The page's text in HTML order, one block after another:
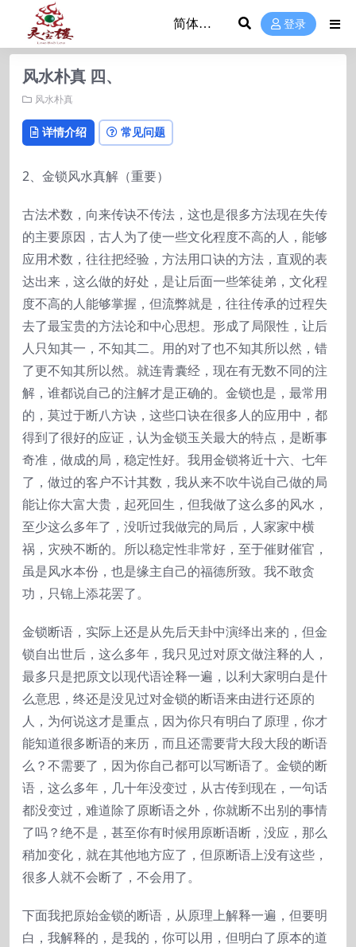
登录
风水朴真 四、
风水朴真
详情介绍 常见问题
2、金锁风水真解（重要）
古法术数，向来传诀不传法，这也是很多方法现在失传
的主要原因，古人为了使一些文化程度不高的人，能够
应用术数，往往把经验，方法用口诀的方法，直观的表
达出来，这么做的好处，是让后面一些笨徒弟，文化程
度不高的人能够掌握，但流弊就是，往往传承的过程失
去了最宝贵的方法论和中心思想。形成了局限性，让后
人只知其一，不知其二。用的对了也不知其所以然，错
了更不知其所以然。就连青囊经，现在有无数不同的注
解，谁都说自己的注解才是正确的。金锁也是，最常用
的，莫过于断八方诀，这些口诀在很多人的应用中，都
得到了很好的应证，认为金锁玉关最大的特点，是断事
奇准，做成的局，稳定性好。我用金锁将近十六、七年
了，做过的客户不计其数，我从来不吹牛说自己做的局
能让你大富大贵，起死回生，但我做了这么多的风水，
至少这么多年了，没听过我做完的局后，人家家中横
祸，灾殃不断的。所以稳定性非常好，至于催财催官，
虽是风水本份，也是缘主自己的福德所致。我不敢贪
功，只锦上添花罢了。
金锁断语，实际上还是从先后天卦中演绎出来的，但金
锁自出世后，这么多年，我只见过对原文做注释的人，
最多只是把原文以现代语诠释一遍，以利大家明白是什
么意思，终还是没见过对金锁的断语来由进行还原的
人，为何说这才是重点，因为你只有明白了原理，你才
能知道很多断语的来历，而且还需要背大段大段的断语
么？不需要了，因为你自己都可以写断语了。金锁的断
语，这么多年，几十年没变过，从古传到现在，一句话
都没变过，难道除了原断语之外，你就断不出别的事情
了吗？绝不是，甚至你有时候用原断语断，没应，那么
稍加变化，就在其他地方应了，但原断语上没有这些，
很多人就不会断了，不会用了。
下面我把原始金锁的断语，从原理上解释一遍，但要明
白，我解释的，是我的，你可以用，但明白了原本的道